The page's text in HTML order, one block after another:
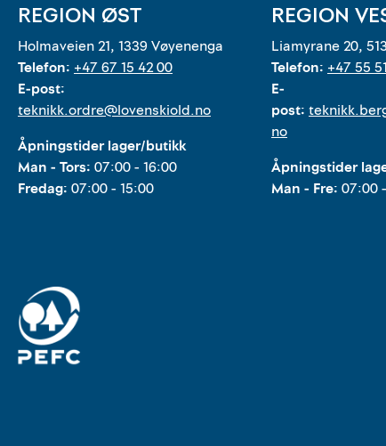
REGION ØST
Holmaveien 21, 1339 Vøyenenga
Telefon: +47 67 15 42 00
E-post:
teknikk.ordre@lovenskiold.no
Åpningstider lager/butikk
Man - Tors: 07:00 - 16:00
Fredag: 07:00 - 15:00
REGION
Liamyrane 20,
Telefon: +47 55
E-
post:
no
Åpningstider
Man - Fre: 07:00